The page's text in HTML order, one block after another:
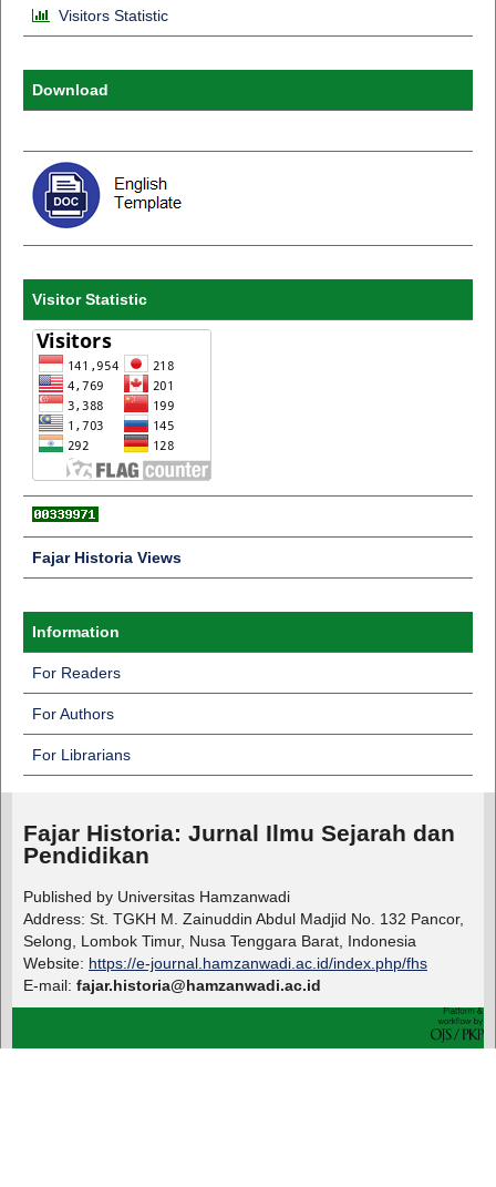
Visitors Statistic
Download
Visitor Statistic
Fajar Historia Views
Information
For Readers
For Authors
For Librarians
Fajar Historia: Jurnal Ilmu Sejarah dan
Pendidikan
Published by Universitas Hamzanwadi
Address: St. TGKH M. Zainuddin Abdul Madjid No. 132 Pancor,
Selong, Lombok Timur, Nusa Tenggara Barat, Indonesia
Website: https://e-journal.hamzanwadi.ac.id/index.php/fhs
E-mail: fajar.historia@hamzanwadi.ac.id